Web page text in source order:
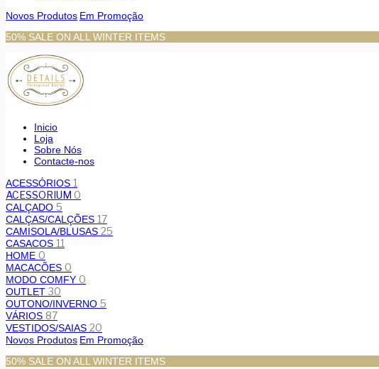
Novos Produtos Em Promoção
50% SALE ON ALL WINTER ITEMS
Inicio
Loja
Sobre Nós
Contacte-nos
ACESSÓRIOS 1
ACESSORIUM 0
CALÇADO 5
CALÇAS/CALÇÕES 17
CAMISOLA/BLUSAS 25
CASACOS 11
HOME 0
MACACÕES 0
MODO COMFY 0
OUTLET30
OUTONO/INVERNO 5
VÁRIOS 87
VESTIDOS/SAIAS 20
Novos Produtos Em Promoção
50% SALE ON ALL WINTER ITEMS